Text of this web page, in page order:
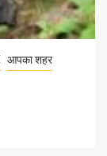
आपका शहर